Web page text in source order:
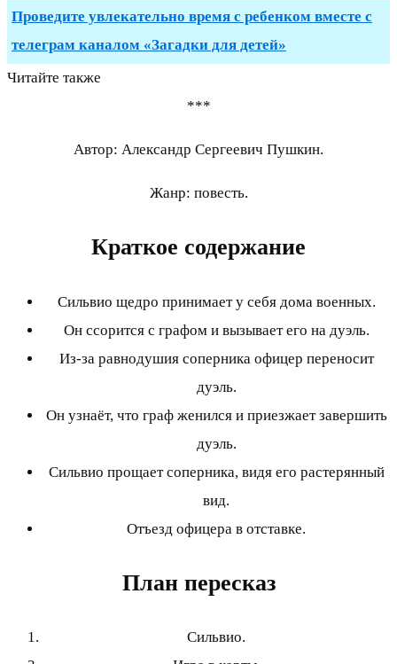
Проведите увлекательно время с ребенком вместе с
телеграм каналом «Загадки для детей»
Читайте также
***
Автор: Александр Сергеевич Пушкин.
Жанр: повесть.
Краткое содержание
Сильвио щедро принимает у себя дома военных.
Он ссорится с графом и вызывает его на дуэль.
Из-за равнодушия соперника офицер переносит
дуэль.
Он узнаёт, что граф женился и приезжает завершить
дуэль.
Сильвио прощает соперника, видя его растерянный
вид.
Отъезд офицера в отставке.
План пересказ
Сильвио.